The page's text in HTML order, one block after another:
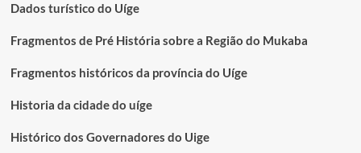
Dados turístico do Uíge
Fragmentos de Pré História sobre a Região do Mukaba
Fragmentos históricos da província do Uíge
Historia da cidade do uíge
Histórico dos Governadores do Uige